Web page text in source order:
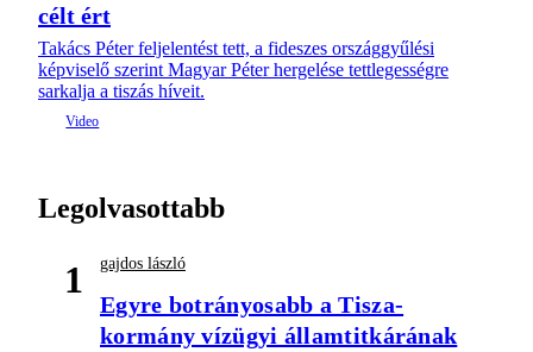
célt ért
Takács Péter feljelentést tett, a fideszes országgyűlési
képviselő szerint Magyar Péter hergelése tettlegességre
sarkalja a tiszás híveit.
Legolvasottabb
1 gajdos lászló
Egyre botrányosabb a Tisza-
kormány vízügyi államtitkárának